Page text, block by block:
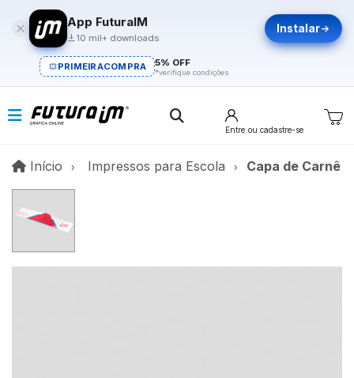
App FuturaIM
10 mil+ downloads
Instalar
PRIMEIRACOMPRA 5% OFF
*verifique condições
Entre ou cadastre-se
Início InícioImpressos para Escola Capa de Carnê